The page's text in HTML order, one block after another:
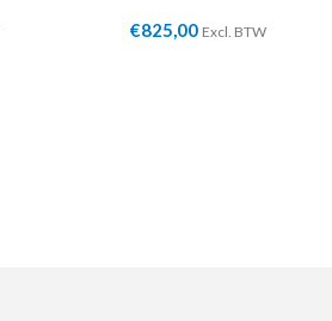
€825,00 Excl. BTW